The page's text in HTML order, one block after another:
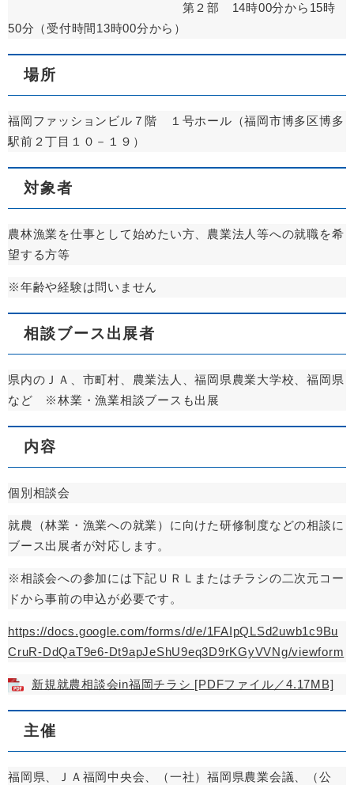
第２部 14時00分から15時
50分（受付時間13時00分から）
場所
福岡ファッションビル７階 １号ホール（福岡市博多区博多
駅前２丁目１０－１９）
対象者
農林漁業を仕事として始めたい方、農業法人等への就職を希
望する方等
※年齢や経験は問いません
相談ブース出展者
県内のＪＡ、市町村、農業法人、福岡県農業大学校、福岡県
など ※林業・漁業相談ブースも出展
内容
個別相談会
就農（林業・漁業への就業）に向けた研修制度などの相談に
ブース出展者が対応します。
※相談会への参加には下記ＵＲＬまたはチラシの二次元コー
ドから事前の申込が必要です。
https://docs.google.com/forms/d/e/1FAIpQLSd2uwb1c9Bu
CruR-DdQaT9e6-Dt9apJeShU9eq3D9rKGyVVNg/viewform
新規就農相談会in福岡チラシ [PDFファイル／4.17MB]
主催
福岡県、ＪＡ福岡中央会、（一社）福岡県農業会議、（公